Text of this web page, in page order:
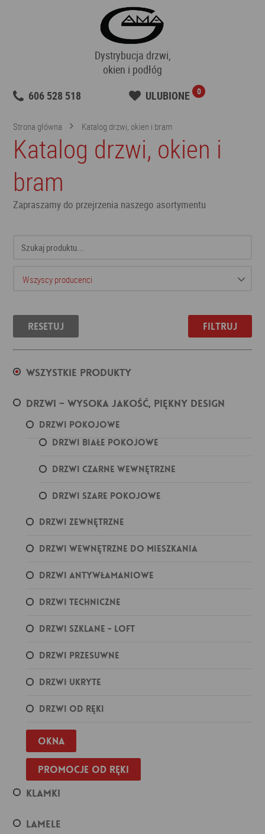
Dystrybucja drzwi,
okien i podłóg
606 528 518
ULUBIONE 0
Strona główna Katalog drzwi, okien i bram
Katalog drzwi, okien i
bram
Zapraszamy do przejrzenia naszego asortymentu
Resetuj Filtruj
Wszystkie produkty
Drzwi – wysoka jakość, piękny design
Drzwi pokojowe
Drzwi białe pokojowe
Drzwi czarne wewnętrzne
Drzwi szare pokojowe
Drzwi zewnętrzne
Drzwi wewnętrzne do mieszkania
Drzwi antywłamaniowe
Drzwi techniczne
Drzwi szklane - loft
Drzwi przesuwne
Drzwi ukryte
Drzwi od ręki
Okna
Promocje od ręki
Klamki
Lamele